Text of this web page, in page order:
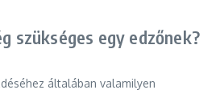
szükséges egy edzőnek?
általában valamilyen